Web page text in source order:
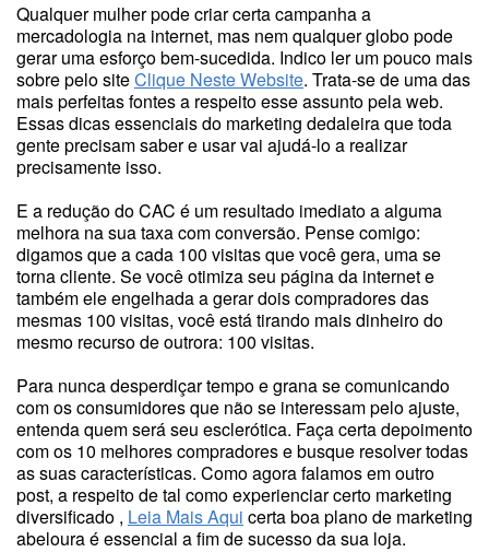
Qualquer mulher pode criar certa campanha a
mercadologia na internet, mas nem qualquer globo pode
gerar uma esforço bem-sucedida. Indico ler um pouco mais
sobre pelo siteClique Neste Website. Trata-se de uma das
mais perfeitas fontes a respeito esse assunto pela web.
Essas dicas essenciais do marketing dedaleira que toda
gente precisam saber e usar vai ajudá-lo a realizar
precisamente isso.
E a redução do CAC é um resultado imediato a alguma
melhora na sua taxa com conversão. Pense comigo:
digamos que a cada 100 visitas que você gera, uma se
torna cliente. Se você otimiza seu página da internet e
também ele engelhada a gerar dois compradores das
mesmas 100 visitas, você está tirando mais dinheiro do
mesmo recurso de outrora: 100 visitas.
Para nunca desperdiçar tempo e grana se comunicando
com os consumidores que não se interessam pelo ajuste,
entenda quem será seu esclerótica. Faça certa depoimento
com os 10 melhores compradores e busque resolver todas
as suas características. Como agora falamos em outro
post, a respeito de tal como experienciar certo marketing
diversificado , Leia Mais Aqui certa boa plano de marketing
abeloura é essencial a fim de sucesso da sua loja.